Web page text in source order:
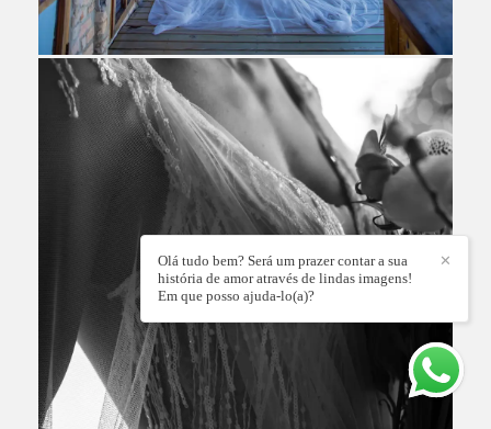
✕
Olá tudo bem? Será um prazer contar a sua
história de amor através de lindas imagens!
Em que posso ajuda-lo(a)?